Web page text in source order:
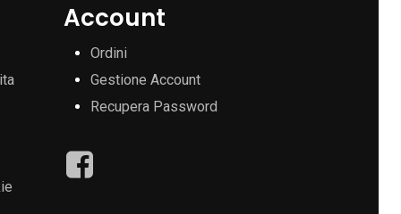
Account
Ordini
Gestione Account
Recupera Password